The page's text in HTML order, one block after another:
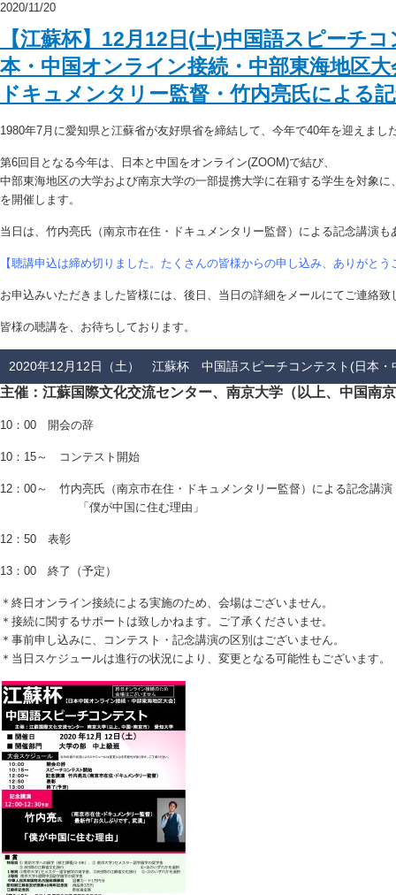
2020/11/20
【江蘇杯】12月12日(土)中国語スピー
本・中国オンライン接続・中部東海地
ドキュメンタリー監督・竹内亮氏による
1980年7月に愛知県と江蘇省が友好県省を締結して、今年で40年を迎えまし
第6回目となる今年は、日本と中国をオンライン(ZOOM)で結び、
中部東海地区の大学および南京大学の一部提携大学に在籍する学生を対象
を開催します。
当日は、竹内亮氏（南京市在住・ドキュメンタリー監督）による記念講演も
【聴講申込は締め切りました。たくさんの皆様からの申し込み、ありがとう
お申込みいただきました皆様には、後日、当日の詳細をメールにてご連絡致
皆様の聴講を、お待ちしております。
2020年12月12日（土） 江蘇杯 中国語スピーチコンテスト(日本・
主催：江蘇国際文化交流センター、南京大学（以上、中国南
10：00 開会の辞
10：15～ コンテスト開始
12：00～ 竹内亮氏（南京市在住・ドキュメンタリー監督）による記念講演
「僕が中国に住む理由」
12：50 表彰
13：00 終了（予定）
＊終日オンライン接続による実施のため、会場はございません。
＊接続に関するサポートは致しかねます。ご了承くださいませ。
＊事前申し込みに、コンテスト・記念講演の区別はございません。
＊当日スケジュールは進行の状況により、変更となる可能性もございます。